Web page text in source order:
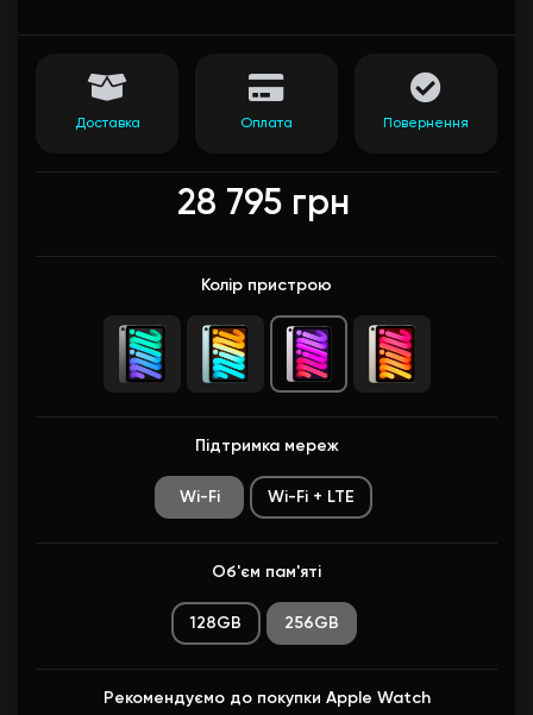
28 795 грн
Колір пристрою
Підтримка мереж
Wi-Fi Wi-Fi + LTE
Об'єм пам'яті
128GB 256GB
Рекомендуємо до покупки Apple Watch
Доставка Оплата Повернення